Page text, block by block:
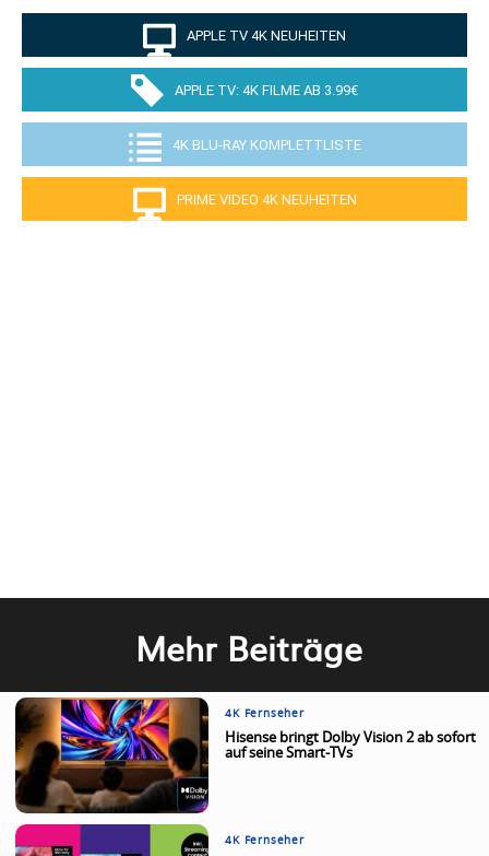
APPLE TV 4K NEUHEITEN
APPLE TV: 4K FILME AB 3.99€
4K BLU-RAY KOMPLETTLISTE
PRIME VIDEO 4K NEUHEITEN
Mehr Beiträge
4K Fernseher
Hisense bringt Dolby Vision 2 ab sofort
auf seine Smart-TVs
4K Fernseher